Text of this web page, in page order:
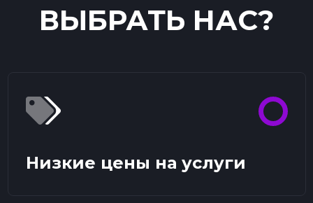
ВЫБРАТЬ НАС?
Низкие цены на услуги